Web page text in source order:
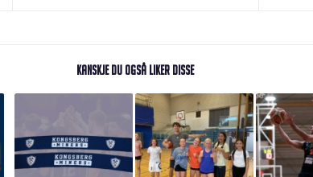
Kanskje du også liker disse